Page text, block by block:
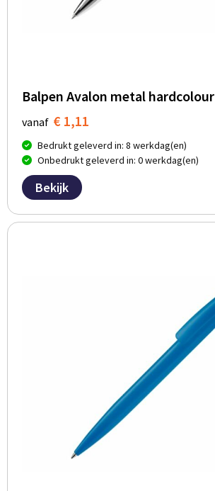
Balpen Avalon metal hardcolour
vanaf € 1,11
Bedrukt geleverd in: 8 werkdag(en)
Onbedrukt geleverd in: 0 werkdag(en)
Bekijk